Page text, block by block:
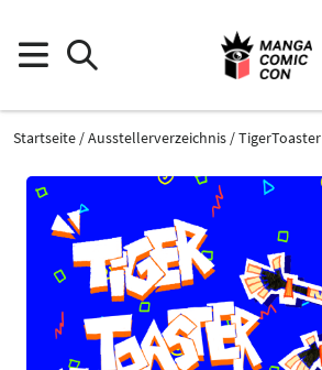
Startseite Ausstellerverzeichnis
TigerToaster